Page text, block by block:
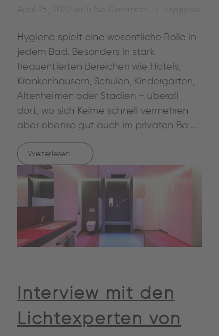
April 25, 2022 with No Comment Hygiene
Hygiene spielt eine wesentliche Rolle in
jedem Bad. Besonders in stark
frequentierten Bereichen wie Hotels,
Krankenhäusern, Schulen, Kindergärten,
Altenheimen oder Stadien – überall
dort, wo sich Keime schnell vermehren
aber ebenso gut auch im privaten Ba ...
Weiterlesen
Interview mit den
Lichtexperten von